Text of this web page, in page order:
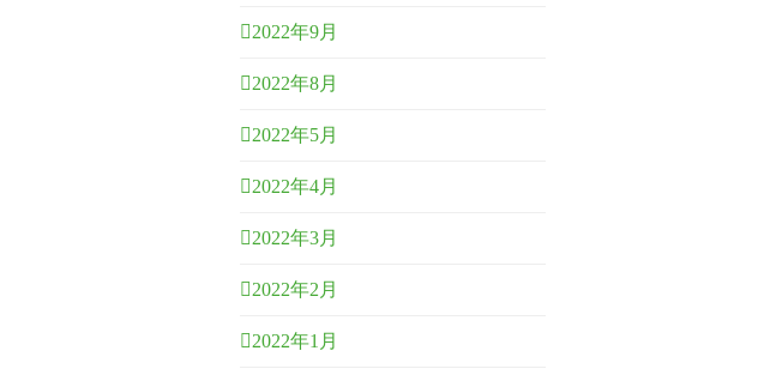
2022年9月
2022年8月
2022年5月
2022年4月
2022年3月
2022年2月
2022年1月